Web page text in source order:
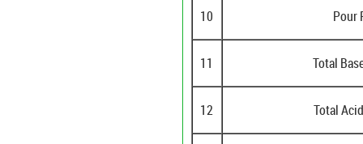
10 Pour
11 Total
12 Total